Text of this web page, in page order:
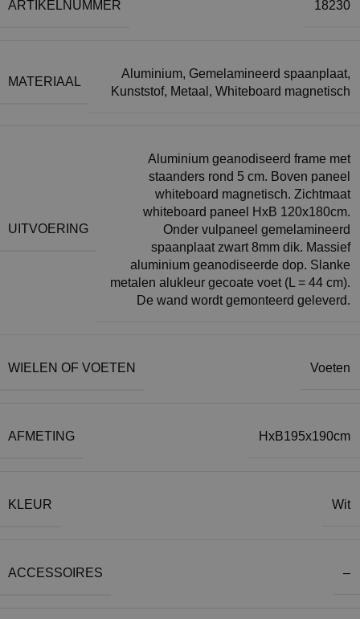
ARTIKELNUMMER 18230
MATERIAAL
Aluminium, Gemelamineerd spaanplaat,
Kunststof, Metaal , Whiteboard magnetisch
UITVOERING
Aluminium geanodiseerd frame met
staanders rond 5 cm. Boven paneel
whiteboard magnetisch. Zichtmaat
whiteboard paneel HxB 120x180cm.
Onder vulpaneel gemelamineerd
spaanplaat zwart 8mm dik. Massief
aluminium geanodiseerde dop. Slanke
metalen alukleur gecoate voet (L = 44 cm).
De wand wordt gemonteerd geleverd.
WIELEN OF VOETEN Voeten
AFMETING HxB195x190cm
KLEUR Wit
ACCESSOIRES –